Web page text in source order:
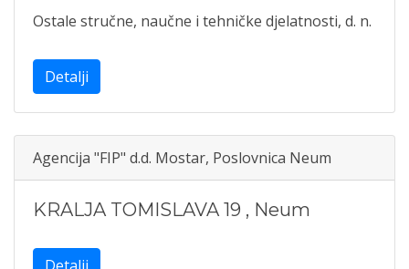
Ostale stručne, naučne i tehničke djelatnosti, d. n.
Detalji
Agencija "FIP" d.d. Mostar, Poslovnica Neum
KRALJA TOMISLAVA 19 , Neum